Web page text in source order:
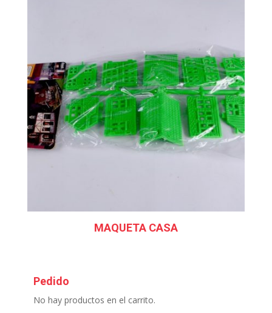
MAQUETA CASA
Pedido
No hay productos en el carrito.